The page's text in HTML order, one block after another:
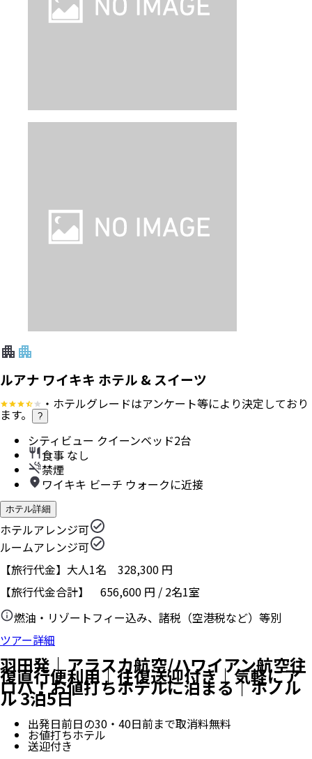
ルアナ ワイキキ ホテル & スイーツ
・ホテルグレードはアンケート等により決定しており
ます。 ?
シティビュー クイーンベッド2台
食事 なし
禁煙
ワイキキ ビーチ ウォークに近接
ホテル詳細
ホテルアレンジ可
ルームアレンジ可
【旅行代金】大人1名 328,300 円
【旅行代金合計】 656,600 円 / 2名1室
燃油・リゾートフィー込み、諸税（空港税など）等別
ツアー詳細
羽田発｜アラスカ航空/ハワイアン航空往
復直行便利用｜往復送迎付き｜気軽にア
ロハ！お値打ちホテルに泊まる｜ホノル
ル 3泊5日
出発日前日の30・40日前まで取消料無料
お値打ちホテル
送迎付き